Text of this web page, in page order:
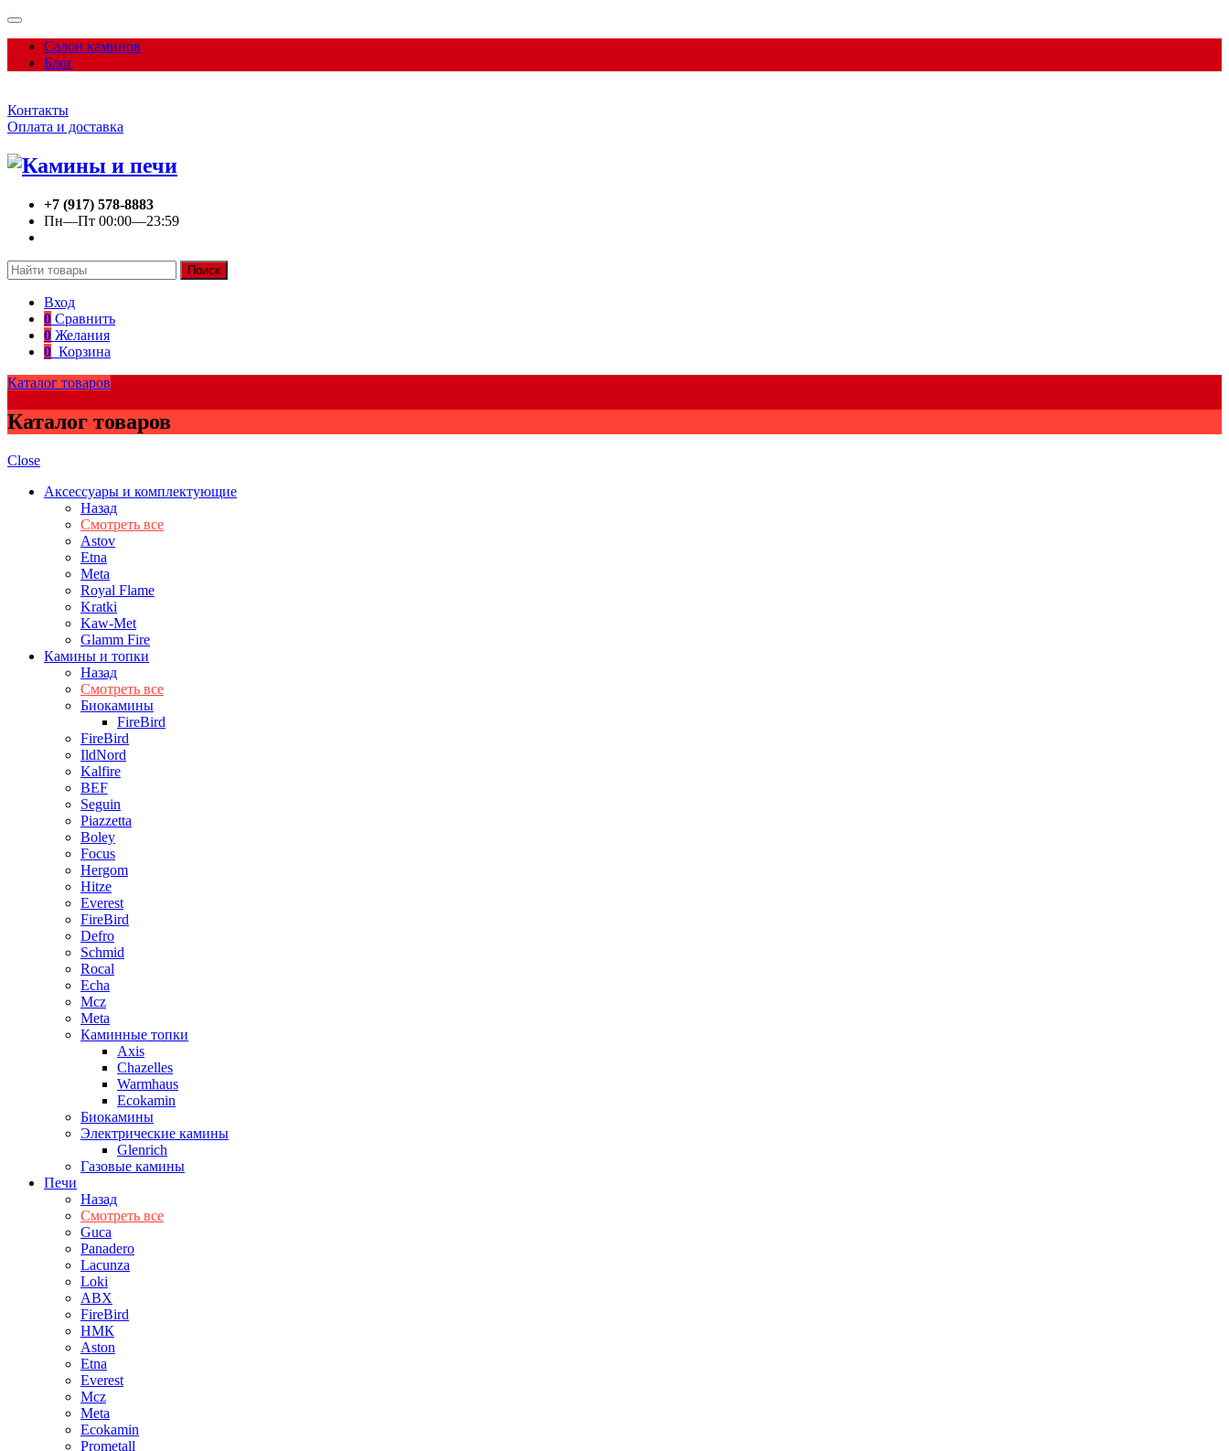
Салон каминов
Блог
Контакты
Оплата и доставка
+7 (917) 578-8883
Пн—Пт 00:00—23:59
Поиск
Вход
0 Сравнить
0 Желания
0 Корзина
Каталог товаров
Каталог товаров
Close
Аксессуары и комплектующие
Назад
Смотреть все
Astov
Etna
Meta
Royal Flame
Kratki
Kaw-Met
Glamm Fire
Камины и топки
Назад
Смотреть все
Биокамины
FireBird
FireBird
IldNord
Kalfire
BEF
Seguin
Piazzetta
Boley
Focus
Hergom
Hitze
Everest
FireBird
Defro
Schmid
Rocal
Echa
Mcz
Meta
Каминные топки
Axis
Chazelles
Warmhaus
Ecokamin
Биокамины
Электрические камины
Glenrich
Газовые камины
Печи
Назад
Смотреть все
Guca
Panadero
Lacunza
Loki
ABX
FireBird
НМК
Aston
Etna
Everest
Mcz
Meta
Ecokamin
Prometall